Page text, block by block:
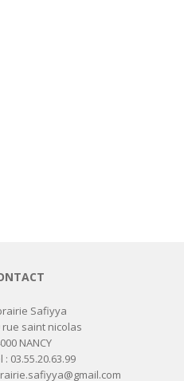
Safiyya
rue saint nicolas
NANCY
: 03.55.20.63.99